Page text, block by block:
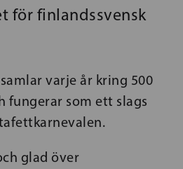
för finlandssvensk
varje år kring 500
fungerar som ett slags
glad över